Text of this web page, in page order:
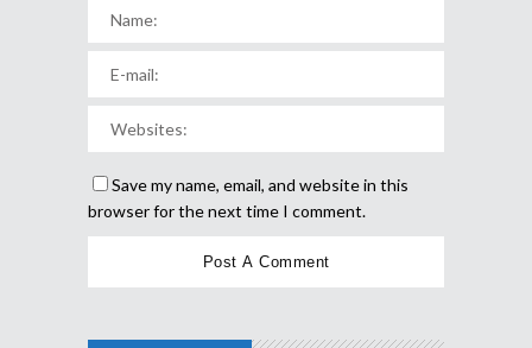
Save my name, email, and website in this
browser for the next time I comment.